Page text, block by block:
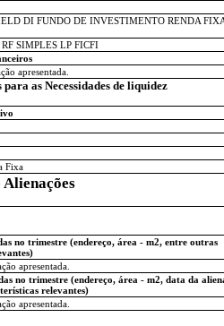
DI FUNDO DE INVESTIMENTO RENDA
SIMPLES LP FICFI
apresentada.
as Necessidades de liquidez
Fixa
Alienações
no trimestre (endereço, área - m2, entre outras
apresentada.
no trimestre (endereço, área - m2, data da
relevantes)
apresentada.